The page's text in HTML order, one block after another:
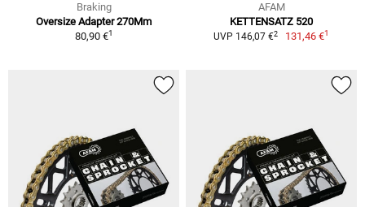
Braking
Oversize Adapter 270Mm
80,90 €1
AFAM
KETTENSATZ 520
UVP 146,07 €2 131,46 €1